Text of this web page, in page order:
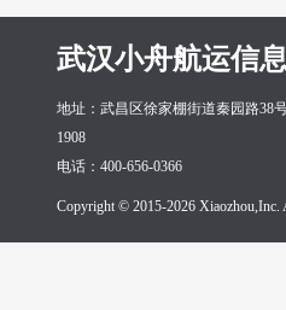
武汉小舟航运信
地址：武昌区徐家棚街道秦园路38
1908
电话：400-656-0366
Copyright © 2015-2026 Xiaozhou,Inc.